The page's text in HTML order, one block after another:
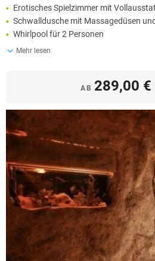
Erotisches Spielzimmer mit
Schwalldusche mit Massagedüsen
Whirlpool für 2 Personen
Mehr lesen
AB 289,00 €